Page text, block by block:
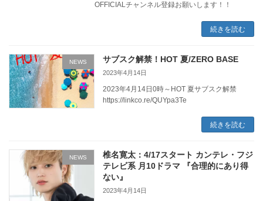
OFFICIALチャンネル登録お願いします！！
続きを読む
NEWS サブスク解禁！HOT 夏/ZERO BASE
2023年4月14日
2023年4月14日0時～HOT 夏サブスク解禁
https://linkco.re/QUYpa3Te
続きを読む
NEWS
椎名寛太：4/17スタート カンテレ・フジ
テレビ系 月10ドラマ 『合理的にあり得
ない』
2023年4月14日